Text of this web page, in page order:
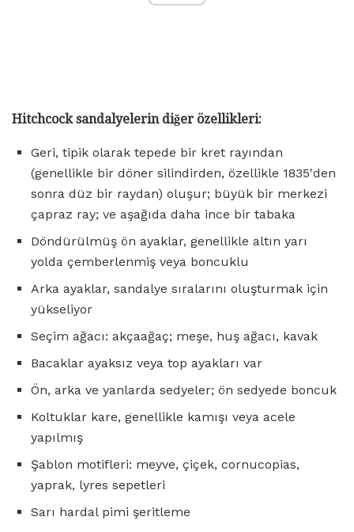
Hitchcock sandalyelerin diğer özellikleri:
Geri, tipik olarak tepede bir kret rayından
(genellikle bir döner silindirden, özellikle 1835'den
sonra düz bir raydan) oluşur; büyük bir merkezi
çapraz ray; ve aşağıda daha ince bir tabaka
Döndürülmüş ön ayaklar, genellikle altın yarı
yolda çemberlenmiş veya boncuklu
Arka ayaklar, sandalye sıralarını oluşturmak için
yükseliyor
Seçim ağacı: akçaağaç; meşe, huş ağacı, kavak
Bacaklar ayaksız veya top ayakları var
Ön, arka ve yanlarda sedyeler; ön sedyede boncuk
Koltuklar kare, genellikle kamışı veya acele
yapılmış
Şablon motifleri: meyve, çiçek, cornucopias,
yaprak, lyres sepetleri
Sarı hardal pimi şeritleme